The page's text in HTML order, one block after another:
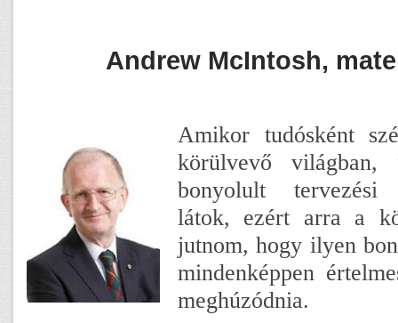
Andrew McIntosh,
Amikor tudósként
körülvevő világban,
bonyolult tervezési
látok, ezért arra a
jutnom, hogy ilyen
mindenképpen
meghúzódnia.